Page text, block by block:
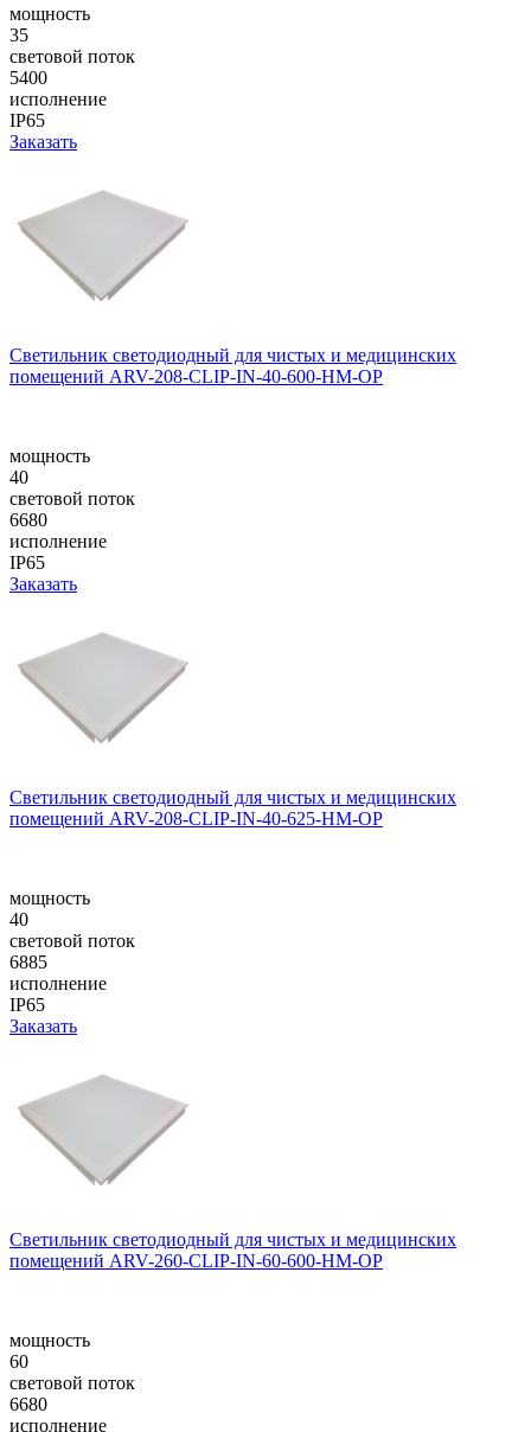
мощность
35
световой поток
5400
исполнение
IP65
Заказать
Светильник светодиодный для чистых и медицинских
помещений ARV-208-CLIP-IN-40-600-НM-OP
мощность
40
световой поток
6680
исполнение
IP65
Заказать
Светильник светодиодный для чистых и медицинских
помещений ARV-208-CLIP-IN-40-625-НM-OP
мощность
40
световой поток
6885
исполнение
IP65
Заказать
Светильник светодиодный для чистых и медицинских
помещений ARV-260-CLIP-IN-60-600-HM-OP
мощность
60
световой поток
6680
исполнение